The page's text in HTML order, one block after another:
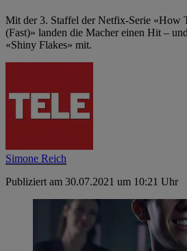
Mit der 3. Staffel der Netfix-Serie «How
(Fast)» landen die Macher einen Hit –
«Shiny Flakes» mit.
Simone Reich
Publiziert am 30.07.2021 um 10:21 Uhr